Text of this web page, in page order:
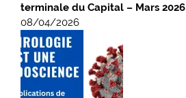
terminale du Capital – Mars 2026
08/04/2026